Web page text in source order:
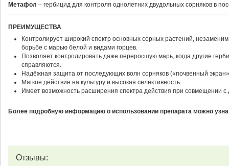
Метафол – гербицид для контроля однолетних двудольных сорняков в
ПРЕИМУЩЕСТВА
Контролирует широкий спектр основных сорных растений,
борьбе с марью белой и видами горцев.
Позволяет контролировать даже переросшую марь, когда другие
справляются.
Надёжная защита от последующих волн сорняков («почвенный
Мягкое действие на культуру и высокая селективность.
Имеет возможность расширения спектра действия при совмещении с
Более подробную информацию о использовании препарата можно
Отзывы: